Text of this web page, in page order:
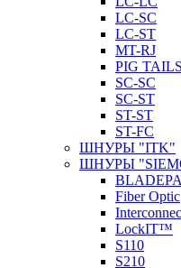
LC-SC
LС-ST
MT-RJ
PIG TAILS
SC-SC
SC-ST
ST-ST
ST-FC
ШНУРЫ "ITK"
ШНУРЫ
Fiber Optic
LockIT™
S110
S210